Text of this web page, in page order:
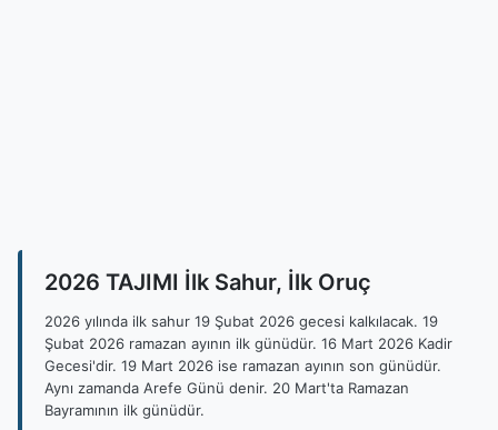
2026 TAJIMI İlk Sahur, İlk Oruç
2026 yılında ilk sahur 19 Şubat 2026 gecesi kalkılacak. 19
Şubat 2026 ramazan ayının ilk günüdür. 16 Mart 2026 Kadir
Gecesi'dir. 19 Mart 2026 ise ramazan ayının son günüdür.
Aynı zamanda Arefe Günü denir. 20 Mart'ta Ramazan
Bayramının ilk günüdür.